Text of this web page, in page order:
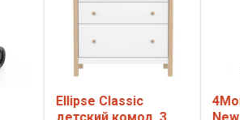
Ellipse Classic